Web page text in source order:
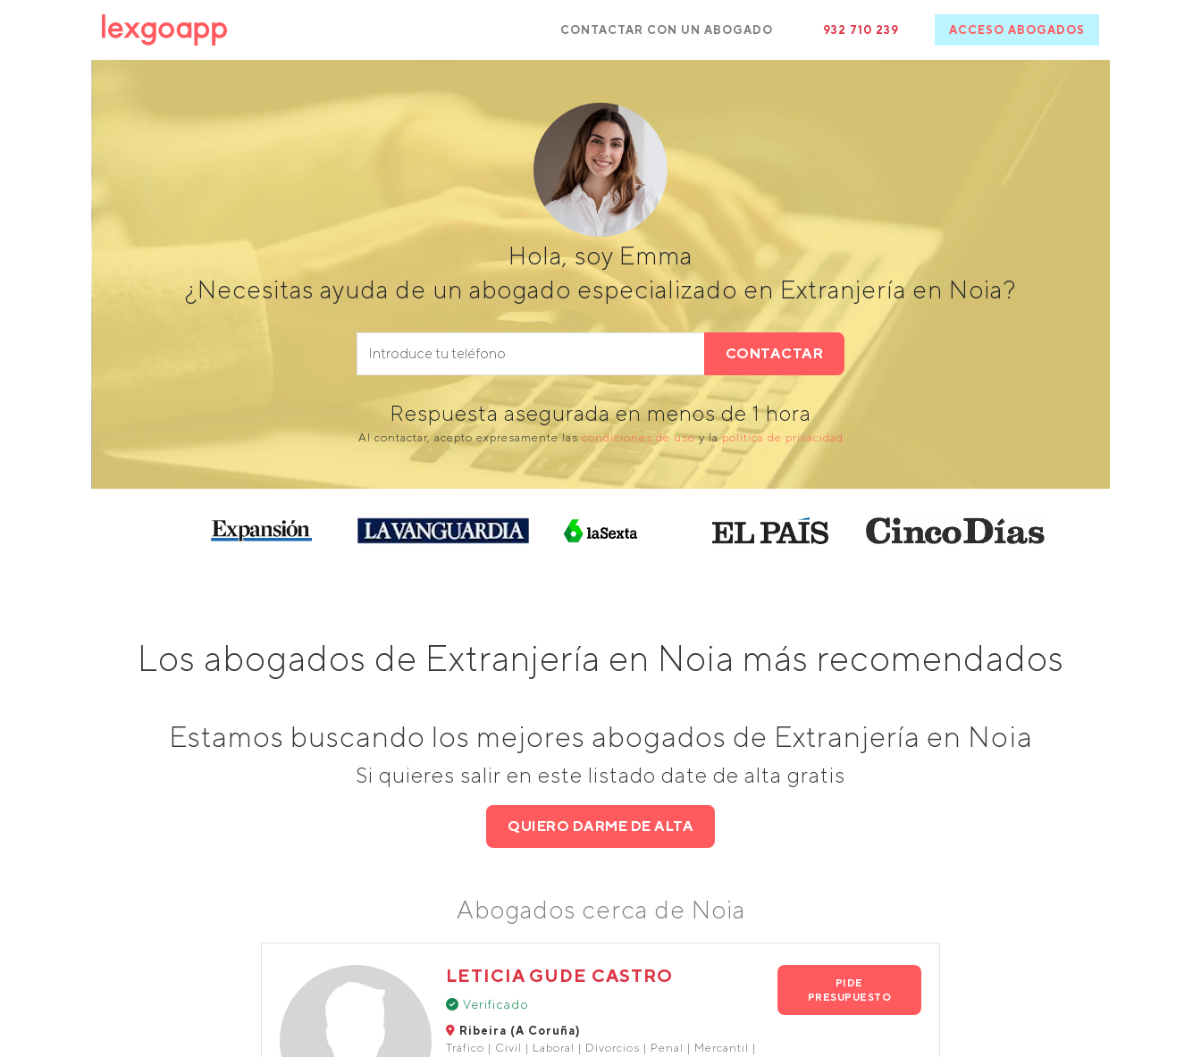
CONTACTAR CON UN ABOGADO 932 710 239 ACCESO ABOGADOS
Hola, soy Emma
¿Necesitas ayuda de un abogado especializado en Extranjería en Noia?
CONTACTAR
Respuesta asegurada en menos de 1 hora
Al contactar, acepto expresamente las condiciones de usoy lapolítica de privacidad
Los abogados de Extranjería en Noia más recomendados
Estamos buscando los mejores abogados de Extranjería en Noia
Si quieres salir en este listado date de alta gratis
QUIERO DARME DE ALTA
Abogados cerca de Noia
LETICIA GUDE CASTRO
Verificado
Ribeira (A Coruña)
Tráfico | Civil | Laboral | Divorcios | Penal | Mercantil |
PIDE
PRESUPUESTO